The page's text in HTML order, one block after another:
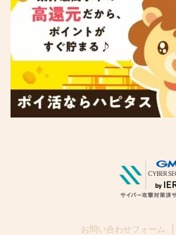
お問い合わせフォーム